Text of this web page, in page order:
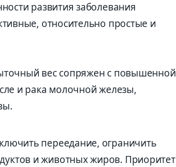
развития заболевания
относительно простые и
вес сопряжен с повышенной
и рака молочной железы,
переедание, ограничить
и животных жиров. Приоритет